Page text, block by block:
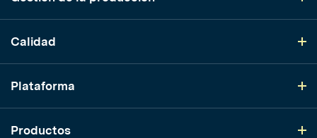
Calidad
Plataforma
Productos